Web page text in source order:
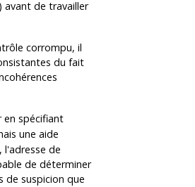
avant de travailler
corrompu, il
du fait
en spécifiant
une aide
de
de déterminer
de suspicion que